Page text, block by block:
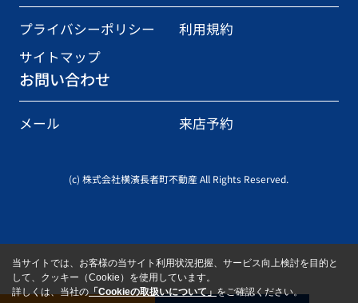
プライバシーポリシー
利用規約
サイトマップ
お問い合わせ
メール 来店予約
(c) 株式会社横濱長者町不動産 All Rights Reserved.
当サイトでは、お客様の当サイト利用状況把握、サービス向上検討を目的と
して、クッキー（Cookie）を使用しています。
詳しくは、当社の 「Cookieの取扱いについて」 をご確認ください。